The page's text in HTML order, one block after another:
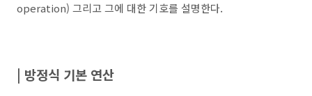
operation) 그리고 그에 대한 기호를 설명한다.
| 방정식 기본 연산